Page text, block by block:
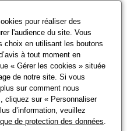
de propositions de
Compagnies d’experts
recommandé la création
propre à sécuriser
il est recommandé
pour réaliser des
l'audience du site. Vous
choix en utilisant les boutons
à tout moment en
« Gérer les cookies » située
de notre site. Si vous
sur comment nous
cliquez sur « Personnaliser
d’information, veuillez
de protection des données.